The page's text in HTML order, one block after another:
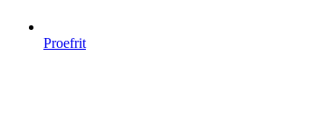
Proefrit